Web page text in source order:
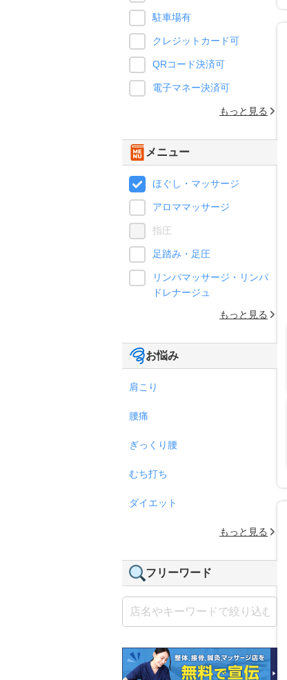
駐車場有
クレジットカード可
QRコード決済可
電子マネー決済可
もっと見る
メニュー
ほぐし・マッサージ
アロママッサージ
指圧
足踏み・足圧
リンパマッサージ・リンパ
ドレナージュ
もっと見る
お悩み
肩こり
腰痛
ぎっくり腰
むち打ち
ダイエット
もっと見る
フリーワード